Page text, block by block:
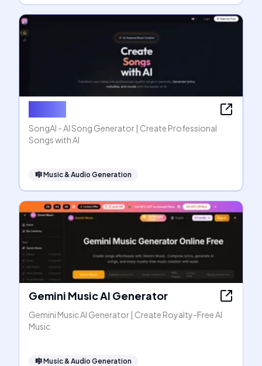
SongAI - AI Song Generator | Create Professional
Songs with AI
🎼Music & Audio Generation
Gemini Music AI Generator
Gemini Music AI Generator | Create Royalty-Free AI
Music
🎼Music & Audio Generation